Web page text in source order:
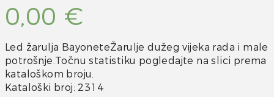
0,00 €
Led žarulja BayoneteŽarulje dužeg vijeka rada i male
potrošnje.Točnu statistiku pogledajte na slici prema
kataloškom broju.
Kataloški broj: 2314